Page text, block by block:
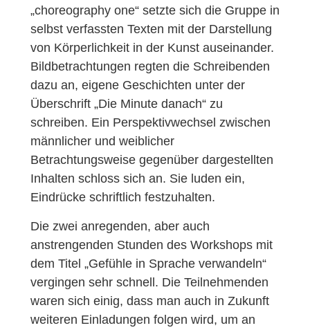
„choreography one“ setzte sich die Gruppe in
selbst verfassten Texten mit der Darstellung
von Körperlichkeit in der Kunst auseinander.
Bildbetrachtungen regten die Schreibenden
dazu an, eigene Geschichten unter der
Überschrift „Die Minute danach“ zu
schreiben. Ein Perspektivwechsel zwischen
männlicher und weiblicher
Betrachtungsweise gegenüber dargestellten
Inhalten schloss sich an. Sie luden ein,
Eindrücke schriftlich festzuhalten.
Die zwei anregenden, aber auch
anstrengenden Stunden des Workshops mit
dem Titel „Gefühle in Sprache verwandeln“
vergingen sehr schnell. Die Teilnehmenden
waren sich einig, dass man auch in Zukunft
weiteren Einladungen folgen wird, um an